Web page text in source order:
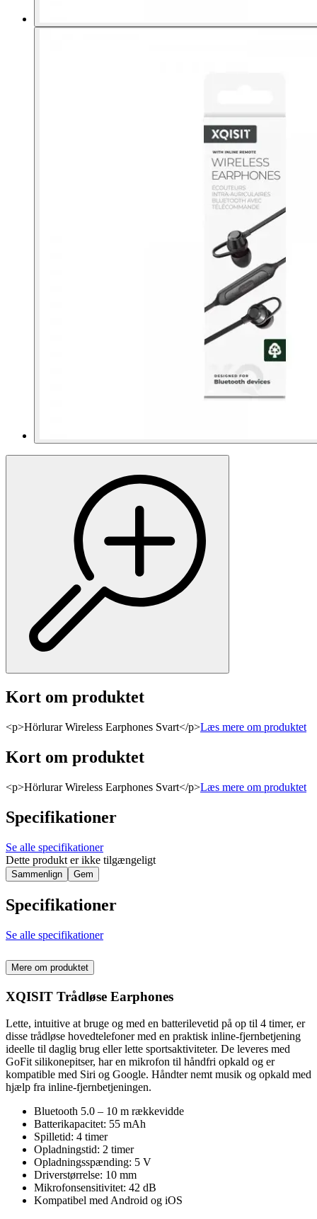
Kort om produktet
<p>Hörlurar Wireless Earphones Svart</p>Læs mere om produktet
Kort om produktet
<p>Hörlurar Wireless Earphones Svart</p>Læs mere om produktet
Specifikationer
Se alle specifikationer
Dette produkt er ikke tilgængeligt
Sammenlign Gem
Specifikationer
Se alle specifikationer
Mere om produktet
XQISIT Trådløse Earphones
Lette, intuitive at bruge og med en batterilevetid på op til 4 timer, er
disse trådløse hovedtelefoner med en praktisk inline-fjernbetjening
ideelle til daglig brug eller lette sportsaktiviteter. De leveres med
GoFit silikonepitser, har en mikrofon til håndfri opkald og er
kompatible med Siri og Google. Håndter nemt musik og opkald med
hjælp fra inline-fjernbetjeningen.
Bluetooth 5.0 – 10 m rækkevidde
Batterikapacitet: 55 mAh
Spilletid: 4 timer
Opladningstid: 2 timer
Opladningsspænding: 5 V
Driverstørrelse: 10 mm
Mikrofonsensitivitet: 42 dB
Kompatibel med Android og iOS